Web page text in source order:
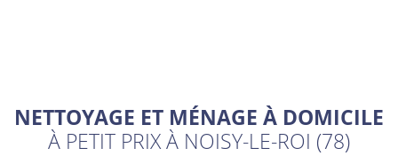
NETTOYAGE ET MÉNAGE À DOMICILE
À PETIT PRIX À NOISY-LE-ROI (78)